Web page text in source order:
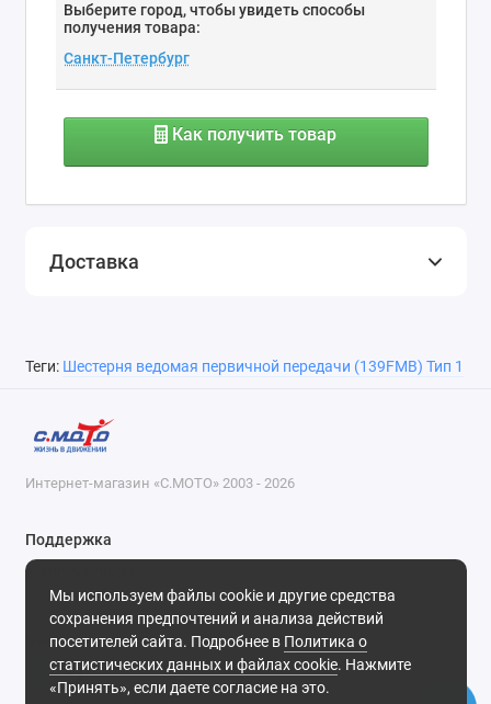
Выберите город, чтобы увидеть способы
получения товара:
Как получить товар
Доставка
Теги: Шестерня ведомая первичной передачи (139FMB) Тип 1
Мы используем файлы cookie и другие средства
сохранения предпочтений и анализа действий
посетителей сайта. Подробнее в Политика о
статистических данных и файлах cookie. Нажмите
«Принять», если даете согласие на это.
Интернет-магазин «С.МОТО» 2003 - 2026
Поддержка
8-800-55-00-327
Будни, с 09-30 до 18-30
Мы в сети